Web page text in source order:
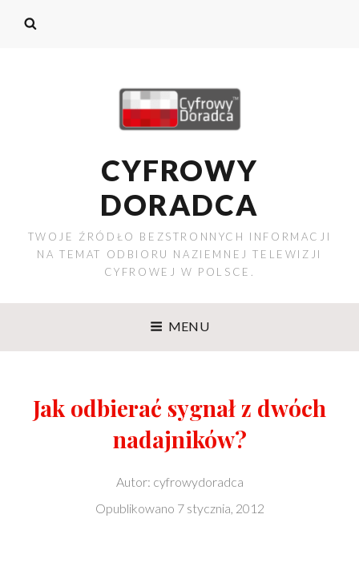
CYFROWY
DORADCA
TWOJE ŹRÓDŁO BEZSTRONNYCH INFORMACJI
NA TEMAT ODBIORU NAZIEMNEJ TELEWIZJI
CYFROWEJ W POLSCE.
MENU
Jak odbierać sygnał z dwóch
nadajników?
Autor: cyfrowydoradca
Opublikowano 7 stycznia, 2012